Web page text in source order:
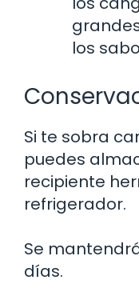
los
Si te sobra
puedes
recipiente
refrigerador.
Se
días.